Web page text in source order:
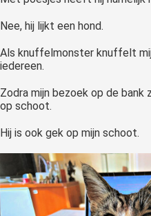
Nee, hij lijkt een hond.
Als knuffelmonster knuffelt
iedereen.
Zodra mijn bezoek op de
op schoot.
Hij is ook gek op mijn schoot.